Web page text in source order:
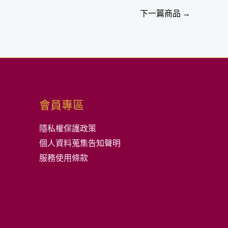
下一篇商品 →
會員專區
隱私權保護政策
個人資料蒐集告知聲明
服務使用條款